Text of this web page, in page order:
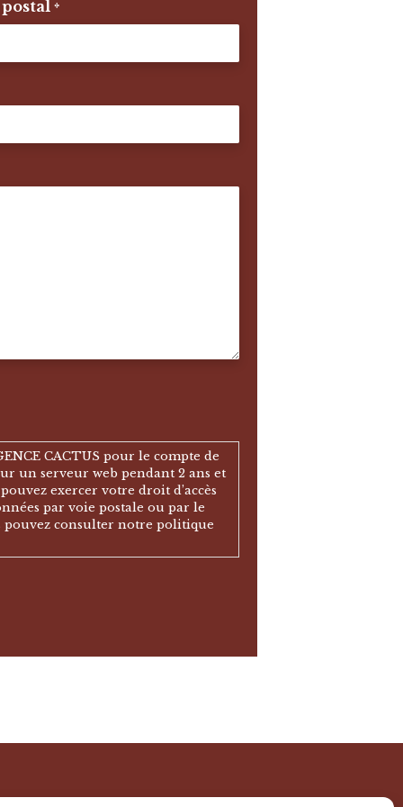
*
CACTUS pour le compte de
un serveur web pendant 2 ans et
exercer votre droit d’accès
par voie postale ou par le
pouvez consulter notre politique